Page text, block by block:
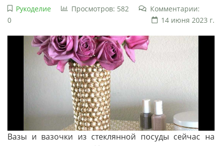
Рукоделие Просмотров: 582
Комментарии:
0
14 июня 2023 г.
Вазы и вазочки из стеклянной посуды сейчас на